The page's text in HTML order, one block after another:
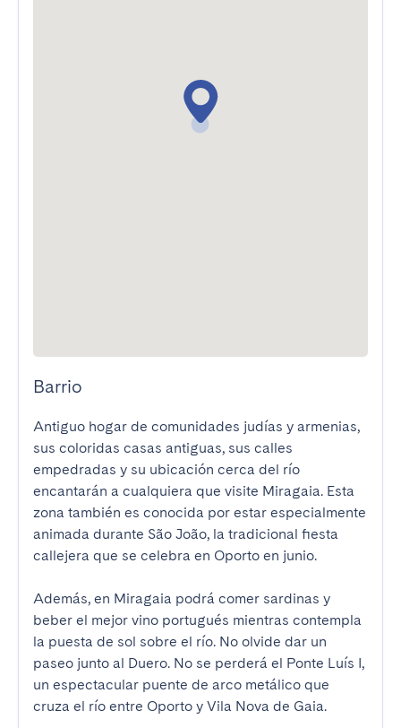
Barrio
Antiguo hogar de comunidades judías y armenias,
sus coloridas casas antiguas, sus calles
empedradas y su ubicación cerca del río
encantarán a cualquiera que visite Miragaia. Esta
zona también es conocida por estar especialmente
animada durante São João, la tradicional fiesta
callejera que se celebra en Oporto en junio.
Además, en Miragaia podrá comer sardinas y
beber el mejor vino portugués mientras contempla
la puesta de sol sobre el río. No olvide dar un
paseo junto al Duero. No se perderá el Ponte Luís I,
un espectacular puente de arco metálico que
cruza el río entre Oporto y Vila Nova de Gaia.